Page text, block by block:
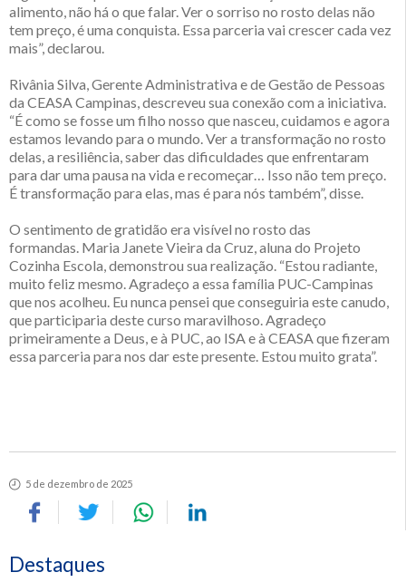
alimento, não há o que falar. Ver o sorriso no rosto delas não
tem preço, é uma conquista. Essa parceria vai crescer cada vez
mais”, declarou.
Rivânia Silva, Gerente Administrativa e de Gestão de Pessoas
da CEASA Campinas, descreveu sua conexão com a iniciativa.
“É como se fosse um filho nosso que nasceu, cuidamos e agora
estamos levando para o mundo. Ver a transformação no rosto
delas, a resiliência, saber das dificuldades que enfrentaram
para dar uma pausa na vida e recomeçar… Isso não tem preço.
É transformação para elas, mas é para nós também”, disse.
O sentimento de gratidão era visível no rosto das
formandas. Maria Janete Vieira da Cruz, aluna do Projeto
Cozinha Escola, demonstrou sua realização. “Estou radiante,
muito feliz mesmo. Agradeço a essa família PUC-Campinas
que nos acolheu. Eu nunca pensei que conseguiria este canudo,
que participaria deste curso maravilhoso. Agradeço
primeiramente a Deus, e à PUC, ao ISA e à CEASA que fizeram
essa parceria para nos dar este presente. Estou muito grata”.
5 de dezembro de 2025
Destaques